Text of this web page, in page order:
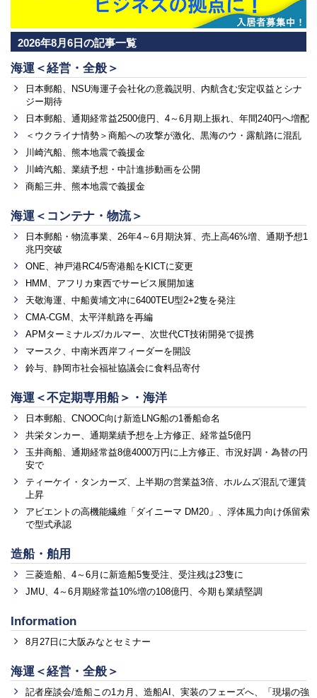
2026年8月6日の記事一覧
海運＜経営・全般＞
日本郵船、NSU海運子会社化の意義説明、内航含む安定収益とシナ
ジー期待
日本郵船、通期経常益2500億円、4～6月期上振れ、年間240円へ増配
＜ウクライナ情勢＞商船への攻撃が激化、黒海のウ・露航路に混乱
川崎汽船、熊本地震で義援金
川崎汽船、業績予想・中計進捗動画を公開
商船三井、熊本地震で義援金
海運＜コンテナ・物流＞
日本郵船・物流事業、26年4～6月期決算、売上高46%増、通期予想1
兆円突破
ONE、神戸港RC4/5寄港船をKICTに変更
HMM、アフリカ東西でサービス展開加速
天敬海運、中船黄埔文冲に6400TEU型2+2隻を発注
CMA-CGM、太平洋航路を再編
APMターミナルズ/カルマー、次世代CT技術開発で提携
マースク、中南米西岸フィーダーを開設
鈴与、静岡市社会福祉協議会に食料品寄付
海運＜不定期専用船＞・海洋
日本郵船、CNOOC向け新造LNG船の1番船命名
共栄タンカー、通期業績予想を上方修正、経常益5億円
玉井商船、通期経常益8億4000万円に上方修正、市況好調・為替の円
安で
ティーケイ・タンカーズ、上半期の営業益3倍、ホルムズ混乱で運賃
上昇
アビエントの高機能繊維「ダイニーマ DM20」、浮体風力向け係留索
で型式承認
造船・舶用
三菱造船、4～6月に新造船5隻受注、受注残は23隻に
JMU、4～6月期経常益10%増の108億円、今期も業績堅調
Information
8月27日に大阪みなとセミナー
海運＜経営・全般＞
記者座談会/造船この1カ月、造船AI、実装のフェーズへ、「現場の強